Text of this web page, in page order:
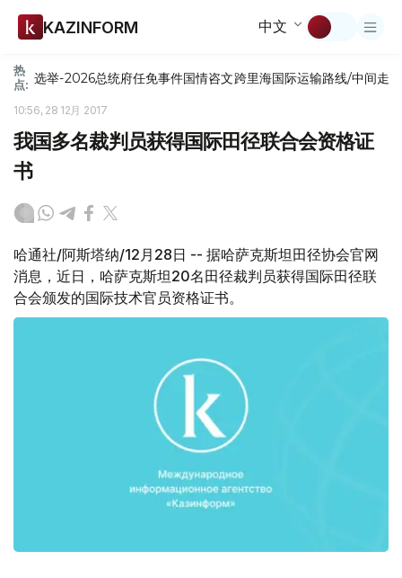
KAZINFORM 中文
热
点: 选举-2026总统府任免事件国情咨文跨里海国际运输路线/中间走廊
10:56, 28 12月 2017
我国多名裁判员获得国际田径联合会资格证
书
哈通社/阿斯塔纳/12月28日 -- 据哈萨克斯坦田径协会官网
消息，近日，哈萨克斯坦20名田径裁判员获得国际田径联
合会颁发的国际技术官员资格证书。